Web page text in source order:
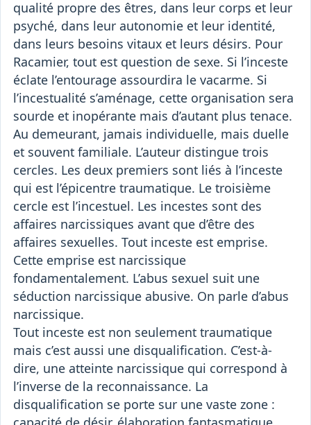
qualité propre des êtres, dans leur corps et leur
psyché, dans leur autonomie et leur identité,
dans leurs besoins vitaux et leurs désirs. Pour
Racamier, tout est question de sexe. Si l’inceste
éclate l’entourage assourdira le vacarme. Si
l’incestualité s’aménage, cette organisation sera
sourde et inopérante mais d’autant plus tenace.
Au demeurant, jamais individuelle, mais duelle
et souvent familiale. L’auteur distingue trois
cercles. Les deux premiers sont liés à l’inceste
qui est l’épicentre traumatique. Le troisième
cercle est l’incestuel. Les incestes sont des
affaires narcissiques avant que d’être des
affaires sexuelles. Tout inceste est emprise.
Cette emprise est narcissique
fondamentalement. L’abus sexuel suit une
séduction narcissique abusive. On parle d’abus
narcissique.
Tout inceste est non seulement traumatique
mais c’est aussi une disqualification. C’est-à-
dire, une atteinte narcissique qui correspond à
l’inverse de la reconnaissance. La
disqualification se porte sur une vaste zone :